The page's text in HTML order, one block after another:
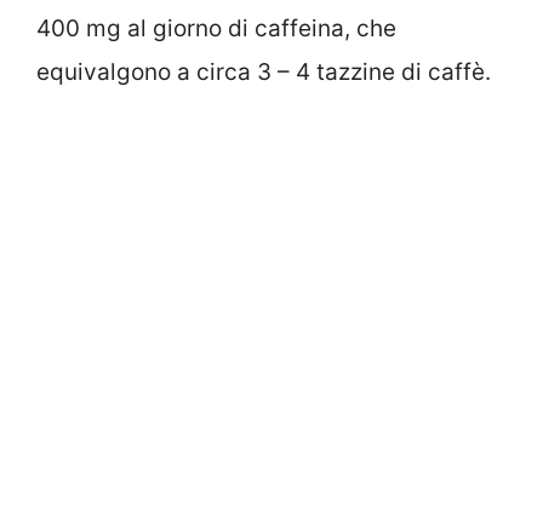
400 mg al giorno di caffeina, che
equivalgono a circa 3 – 4 tazzine di caffè.